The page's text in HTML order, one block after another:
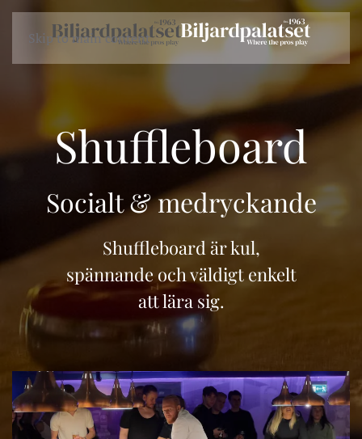
Skip to main content
Shuffleboard
Socialt & medryckande
Shuffleboard är kul,
spännande och väldigt enkelt
att lära sig.